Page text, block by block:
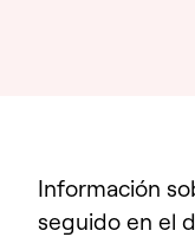
Información
seguido en el